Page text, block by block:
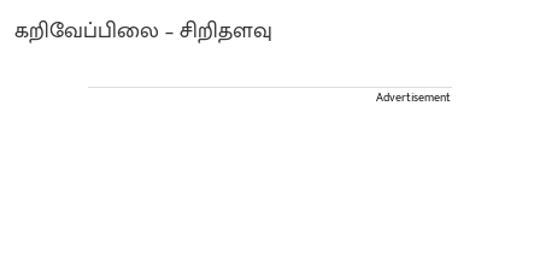
கறிவேப்பிலை – சிறிதளவு
Advertisement